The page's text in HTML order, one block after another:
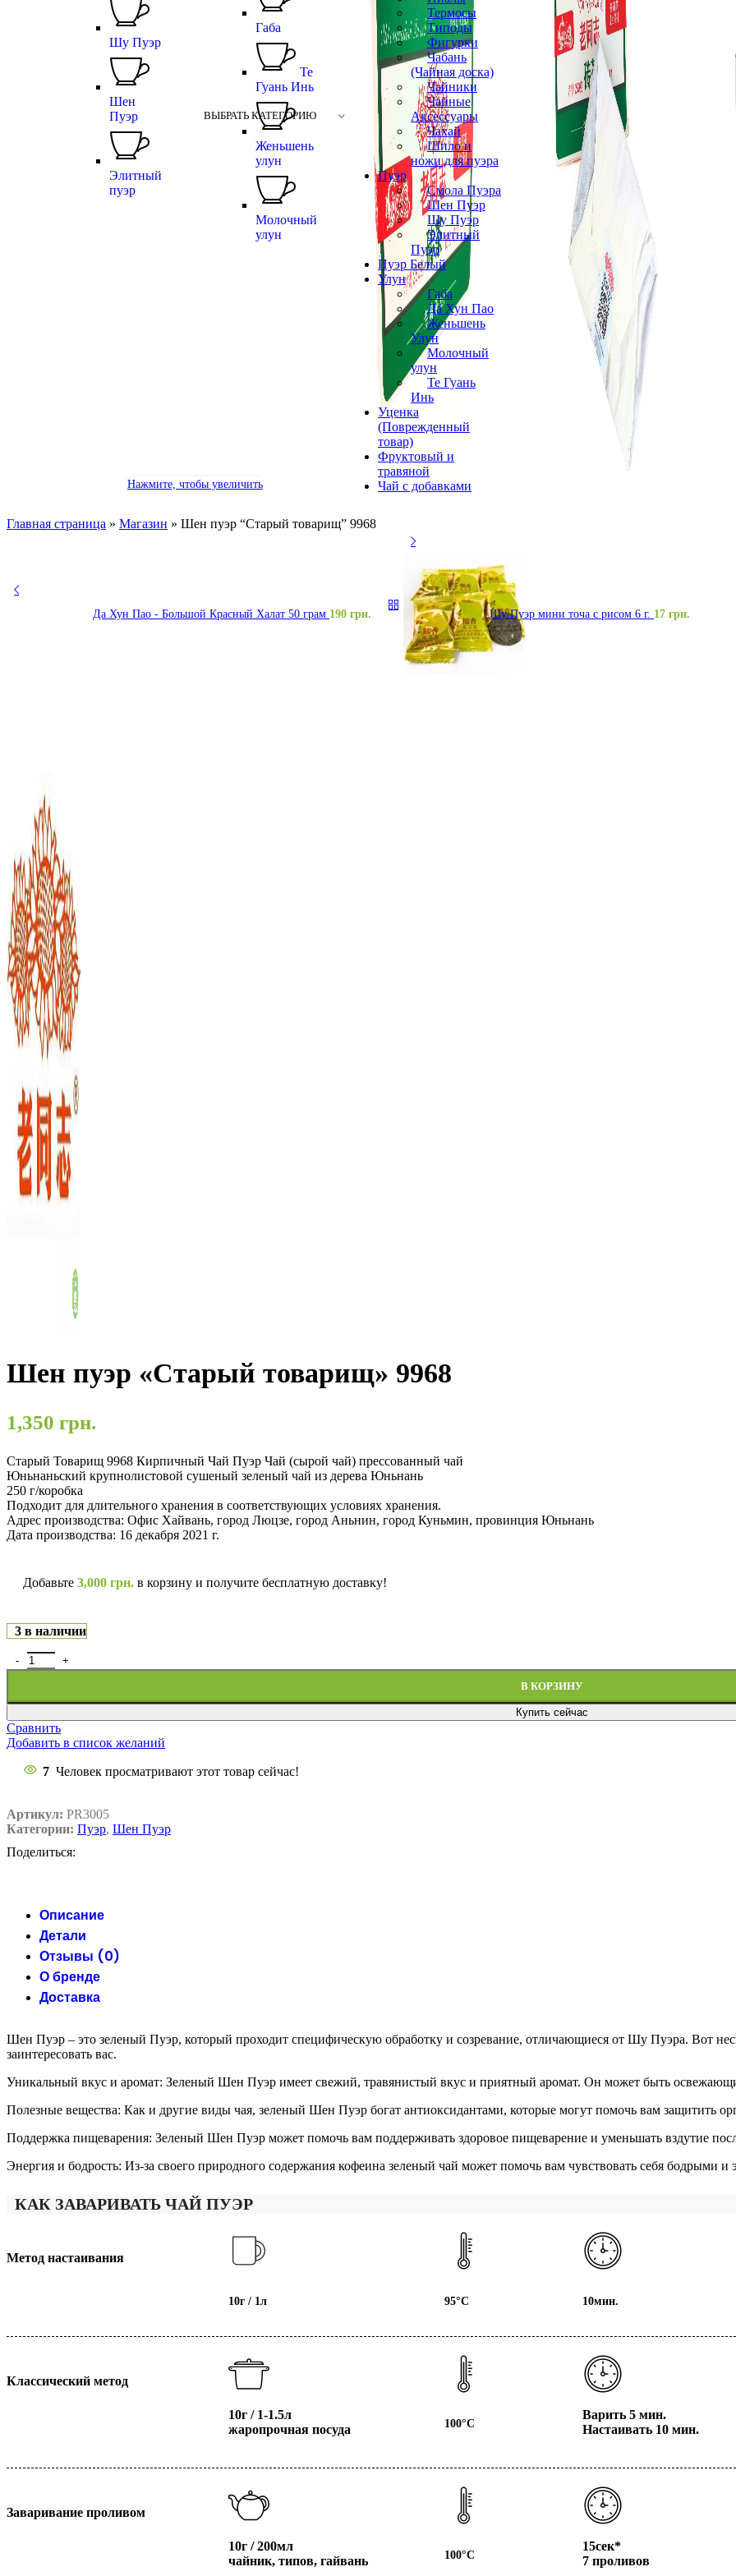
ВЫБРАТЬ КАТЕГОРИЮ
Термосы
Типоды
Фигурки
Чабань
(Чайная доска)
Чайники
Чайные
Аксессуары
Чахай
Шило и
ножи для пуэра
Пуэр
Смола Пуэра
Шен Пуэр
Шу Пуэр
Элитный
Пуэр
Пуэр Белый
Улун
Габа
Да Хун Пао
Женьшень
Улун
Молочный
улун
Те Гуань
Инь
Уценка
(Поврежденный
товар)
Фруктовый и
травяной
Чай с добавками
Шу Пуэр
Шен
Пуэр
Элитный
пуэр
Габа
Те
Гуань Инь
Женьшень
улун
Молочный
улун
Нажмите, чтобы увеличить
Главная страница » Магазин » Шен пуэр “Старый товарищ” 9968
Да Хун Пао - Большой Красный Халат 50 грам 190 грн. Шу Пуэр мини точа с рисом 6 г. 17 грн.
Шен пуэр «Старый товарищ» 9968
1,350 грн.
Старый Товарищ 9968 Кирпичный Чай Пуэр Чай (сырой чай) прессованный чай
Юньнаньский крупнолистовой сушеный зеленый чай из дерева Юньнань
250 г/коробка
Подходит для длительного хранения в соответствующих условиях хранения.
Адрес производства: Офис Хайвань, город Люцзе, город Аньнин, город Куньмин, провинция Юньнань
Дата производства: 16 декабря 2021 г.
Добавьте 3,000 грн. в корзину и получите бесплатную доставку!
3 в наличии
В КОРЗИНУ
Купить сейчас
Сравнить
Добавить в список желаний
7 Человек просматривают этот товар сейчас!
Артикул: PR3005
Категории: Пуэр, Шен Пуэр
Поделиться:
Описание
Детали
Отзывы (0)
О бренде
Доставка
Шен Пуэр – это зеленый Пуэр, который проходит специфическую обработку и созревание, отличающиеся от Шу Пуэра. Вот
заинтересовать вас.
Уникальный вкус и аромат: Зеленый Шен Пуэр имеет свежий, травянистый вкус и приятный аромат. Он может быть
Полезные вещества: Как и другие виды чая, зеленый Шен Пуэр богат антиоксидантами, которые могут помочь вам защитить
Поддержка пищеварения: Зеленый Шен Пуэр может помочь вам поддерживать здоровое пищеварение и уменьшать вздутие
Энергия и бодрость: Из-за своего природного содержания кофеина зеленый чай может помочь вам чувствовать себя бодрыми и
КАК ЗАВАРИВАТЬ ЧАЙ ПУЭР
Метод настаивания
10г / 1л 95°С 10мин.
Классический метод
10г / 1-1.5л
жаропрочная посуда
100°С
Варить5 мин.
Настаивать 10 мин.
Заваривание проливом
10г / 200мл
чайник, типов, гайвань
100°С
15сек*
7 проливов